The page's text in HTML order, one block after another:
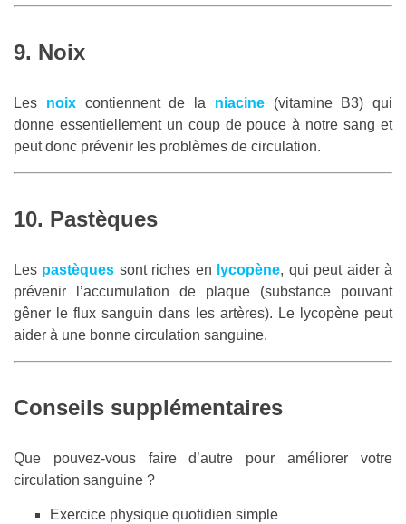
9. Noix
Les noixcontiennent de la niacine(vitamine B3) qui
donne essentiellement un coup de pouce à notre sang et
peut donc prévenir les problèmes de circulation.
10. Pastèques
Les pastèques sont riches en lycopène, qui peut aider à
prévenir l’accumulation de plaque (substance pouvant
gêner le flux sanguin dans les artères). Le lycopène peut
aider à une bonne circulation sanguine.
Conseils supplémentaires
Que pouvez-vous faire d’autre pour améliorer votre
circulation sanguine ?
Exercice physique quotidien simple